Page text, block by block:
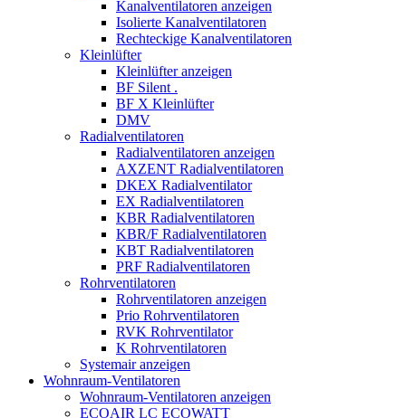
Kanalventilatoren anzeigen
Isolierte Kanalventilatoren
Rechteckige Kanalventilatoren
Kleinlüfter
Kleinlüfter anzeigen
BF Silent .
BF X Kleinlüfter
DMV
Radialventilatoren
Radialventilatoren anzeigen
AXZENT Radialventilatoren
DKEX Radialventilator
EX Radialventilatoren
KBR Radialventilatoren
KBR/F Radialventilatoren
KBT Radialventilatoren
PRF Radialventilatoren
Rohrventilatoren
Rohrventilatoren anzeigen
Prio Rohrventilatoren
RVK Rohrventilator
K Rohrventilatoren
Systemair anzeigen
Wohnraum-Ventilatoren
Wohnraum-Ventilatoren anzeigen
ECOAIR LC ECOWATT